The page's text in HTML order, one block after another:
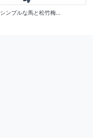
シンプルな馬と松竹梅...